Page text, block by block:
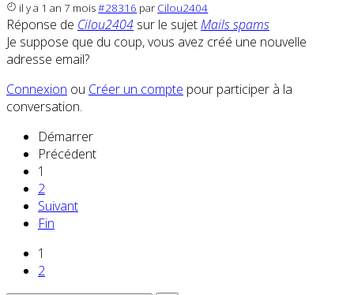
il y a 1 an 7 mois#28316 par Cilou2404
Réponse de Cilou2404 sur le sujetMails spams
Je suppose que du coup, vous avez créé une nouvelle
adresse email?
Connexion ou Créer un compte pour participer à la
conversation.
Démarrer
Précédent
1
2
Suivant
Fin
1
2